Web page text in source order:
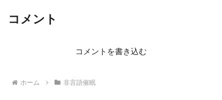
コメント
コメントを書き込む
ホーム 非言語催眠